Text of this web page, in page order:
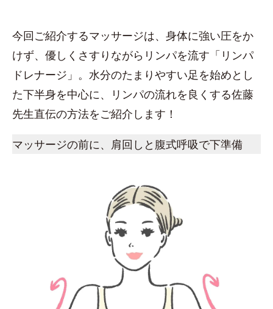
今回ご紹介するマッサージは、身体に強い圧をか
けず、優しくさすりながらリンパを流す「リンパ
ドレナージ」。水分のたまりやすい足を始めとし
た下半身を中心に、リンパの流れを良くする佐藤
先生直伝の方法をご紹介します！
マッサージの前に、肩回しと腹式呼吸で下準備